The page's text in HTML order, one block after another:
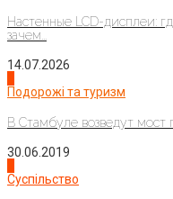
Настенные LCD-дисплеи:
зачем...
14.07.2026
Подорожі та туризм
В Стамбуле возведут мост
30.06.2019
Суспільство